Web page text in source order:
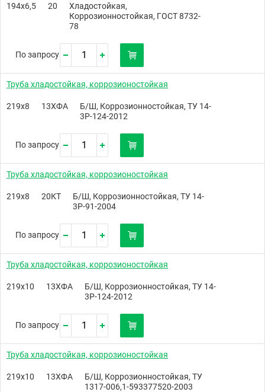
194х6,5 20
Хладостойкая,
Коррозионностойкая, ГОСТ 8732-
78
По запросу
Труба хладостойкая, коррозионостойкая
219х8 13ХФА
Б/Ш, Коррозионностойкая, ТУ 14-
3Р-124-2012
По запросу
Труба хладостойкая, коррозионостойкая
219х8 20КТ
Б/Ш, Коррозионностойкая, ТУ 14-
3Р-91-2004
По запросу
Труба хладостойкая, коррозионостойкая
219х10 13ХФА
Б/Ш, Коррозионностойкая, ТУ 14-
3Р-124-2012
По запросу
Труба хладостойкая, коррозионостойкая
219х10 13ХФА
Б/Ш, Коррозионностойкая, ТУ
1317-006,1-593377520-2003